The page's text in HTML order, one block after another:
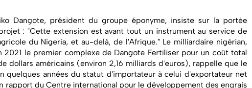
Dangote, président du groupe éponyme, insiste sur la portée
: "Cette extension est avant tout un instrument au service de
du Nigeria, et au-delà, de l'Afrique." Le milliardaire nigérian,
2021 le premier complexe de Dangote Fertiliser pour un coût total
dollars américains (environ 2,16 milliards d'euros), rappelle que le
quelques années du statut d'importateur à celui d'exportateur net
rapport du Centre international pour le développement des engrais